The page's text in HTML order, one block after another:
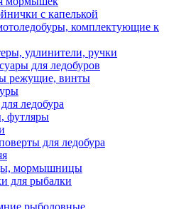
с капелькой
комплектующие к
удлинители, ручки
для ледобуров
режущие, винты
ледобура
футляры
для ледобура
мормышницы
для рыбалки
рыболовные